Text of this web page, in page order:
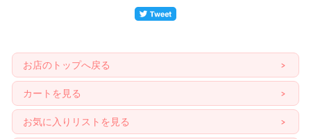
お店のトップへ戻る
カートを見る
お気に入りリストを見る